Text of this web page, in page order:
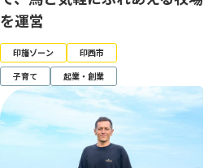
を運営
印旛ゾーン
印西市
子育て
起業・創業